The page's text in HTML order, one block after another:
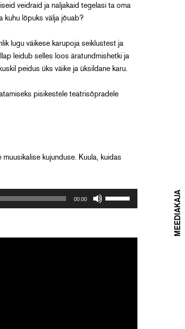
veidraid ja naljakaid tegelasi ta oma
kuhu lõpuks välja jõuab?
lugu väikese karupoja seiklustest ja
leidub selles loos äratundmishetki ja
peidus üks väike ja üksildane karu.
pisikestele teatrisõpradele
muusikalise kujunduse. Kuula, kuidas
00:00
kasuta
MEEDIAKAJA